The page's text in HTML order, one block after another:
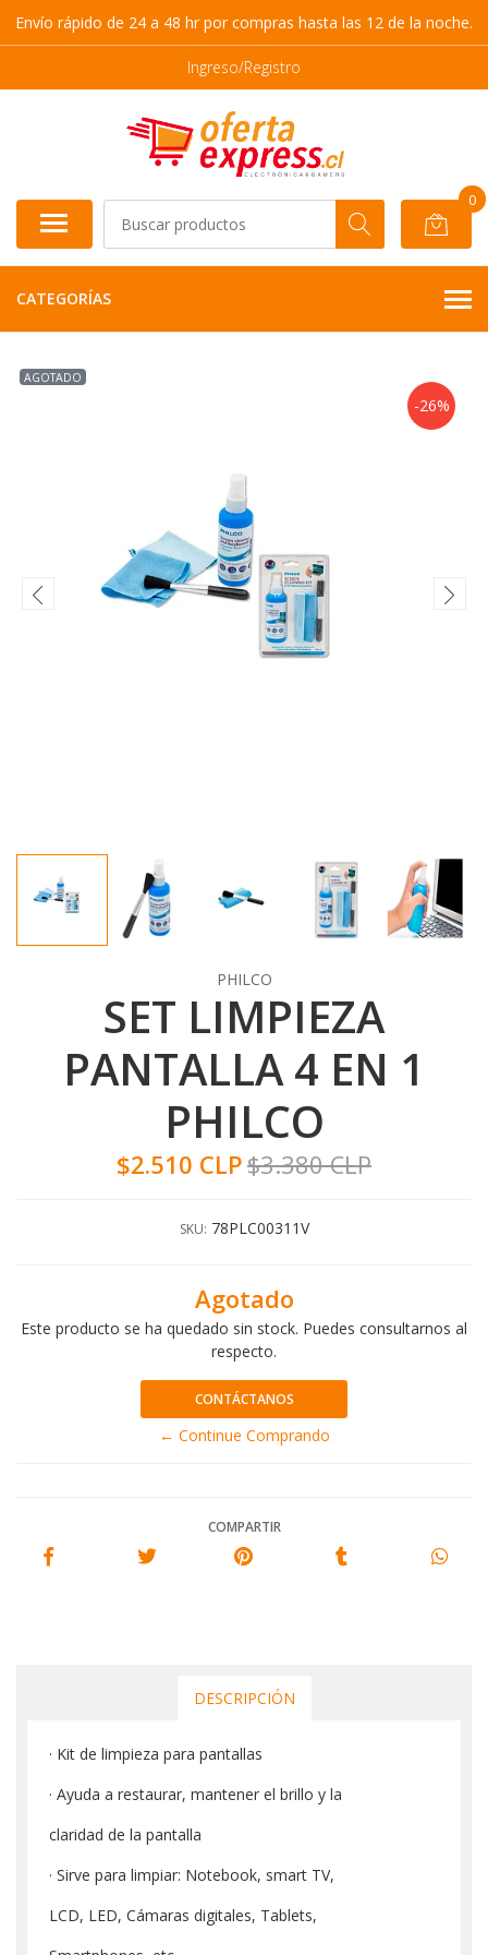
Envío rápido de 24 a 48 hr por compras hasta las 12 de la noche.
Ingreso/Registro
0
CATEGORÍAS
AGOTADO
-26%
PHILCO
SET LIMPIEZA
PANTALLA 4 EN 1
PHILCO
$2.510 CLP$3.380 CLP
SKU: 78PLC00311V
Agotado
Este producto se ha quedado sin stock. Puedes consultarnos al
respecto.
CONTÁCTANOS
← Continue Comprando
COMPARTIR
DESCRIPCIÓN
· Kit de limpieza para pantallas
· Ayuda a restaurar, mantener el brillo y la
claridad de la pantalla
· Sirve para limpiar: Notebook, smart TV,
LCD, LED, Cámaras digitales, Tablets,